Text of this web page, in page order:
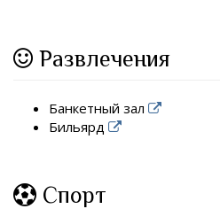
Развлечения
Банкетный зал
Бильярд
Спорт